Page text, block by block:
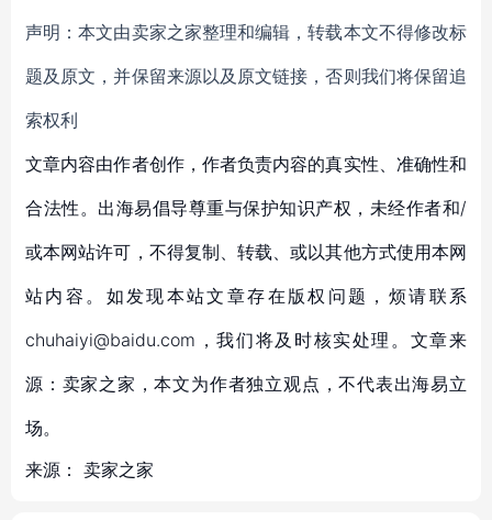
声明：本文由卖家之家整理和编辑，转载本文不得修改标
题及原文，并保留来源以及原文链接，否则我们将保留追
索权利
文章内容由作者创作，作者负责内容的真实性、准确性和
合法性。出海易倡导尊重与保护知识产权，未经作者和/
或本网站许可，不得复制、转载、或以其他方式使用本网
站内容。如发现本站文章存在版权问题，烦请联系
chuhaiyi@baidu.com，我们将及时核实处理。文章来
源：卖家之家，本文为作者独立观点，不代表出海易立
场。
来源： 卖家之家